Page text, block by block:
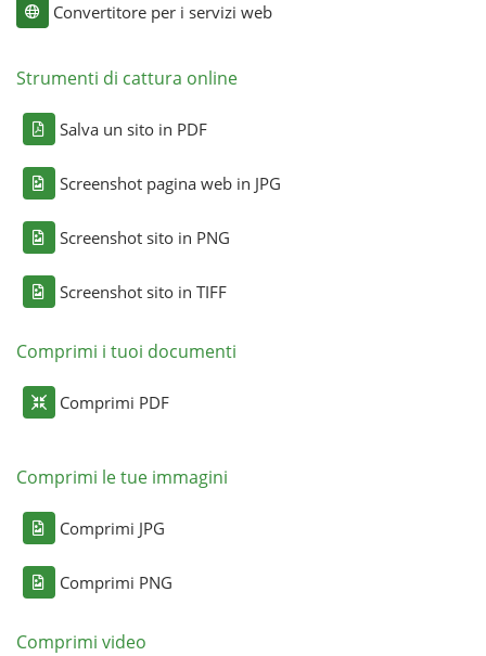
Convertitore per i servizi web
Strumenti di cattura online
Salva un sito in PDF
Screenshot pagina web in JPG
Screenshot sito in PNG
Screenshot sito in TIFF
Comprimi i tuoi documenti
Comprimi PDF
Comprimi le tue immagini
Comprimi JPG
Comprimi PNG
Comprimi video